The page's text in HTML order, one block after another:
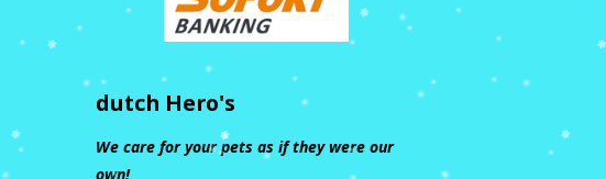
dutch Hero's
We care for your pets as if they were our
own!